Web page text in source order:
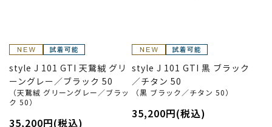
style J 101 GTI 天鵞絨 グリ
ーングレー／ブラック 50
（天鵞絨 グリーングレー／ブラッ
ク 50）
35,200円(税込)
style J 101 GTI 黒 ブラック
／チタン 50
（黒 ブラック／チタン 50）
35,200円(税込)